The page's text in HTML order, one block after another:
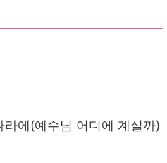
에(예수님 어디에 계실까)